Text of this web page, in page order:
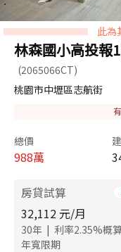
此為
林森國小高投報
(2065066CT)
桃園市中壢區志航街
有
總價
988萬
房貸試算
32,112 元/月
30年 | 利率2.35%概
年寬限期